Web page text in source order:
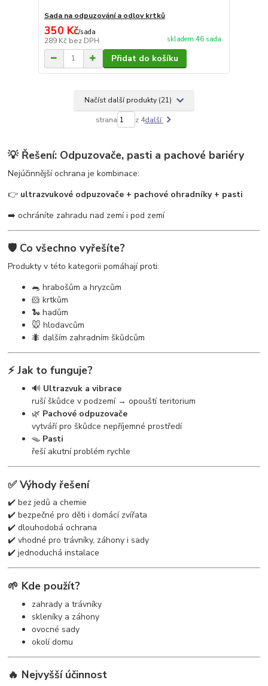
Sada na odpuzování a odlov krtků
350 Kč/sada
289 Kč bez DPH skladem 46 sada
Přidat do košíku
Načíst další produkty (21)
strana z 4další
💡 Řešení: Odpuzovače, pasti a pachové bariéry
Nejúčinnější ochrana je kombinace:
👉 ultrazvukové odpuzovače + pachové ohradníky + pasti
➡️ ochráníte zahradu nad zemí i pod zemí
🛡️ Co všechno vyřešíte?
Produkty v této kategorii pomáhají proti:
🐀 hrabošům a hryzcům
🐹 krtkům
🐍 hadům
🐭 hlodavcům
🐜 dalším zahradním škůdcům
⚡ Jak to funguje?
🔊 Ultrazvuk a vibrace
ruší škůdce v podzemí → opouští teritorium
🌿 Pachové odpuzovače
vytváří pro škůdce nepříjemné prostředí
🪤 Pasti
řeší akutní problém rychle
✅ Výhody řešení
✔️ bez jedů a chemie
✔️ bezpečné pro děti i domácí zvířata
✔️ dlouhodobá ochrana
✔️ vhodné pro trávníky, záhony i sady
✔️ jednoduchá instalace
🌱 Kde použít?
zahrady a trávníky
skleníky a záhony
ovocné sady
okolí domu
🔥 Nejvyšší účinnost